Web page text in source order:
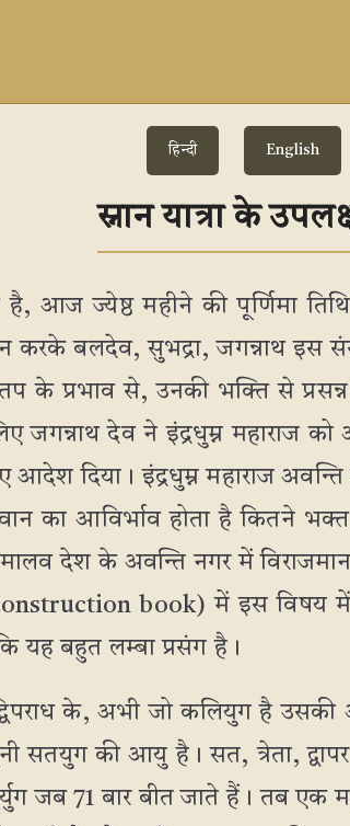
हिन्दी English
स्नान यात्रा के
आज ज्येष्ठ महीने की पूर्णिमा
करके बलदेव, सुभद्रा, जगन्नाथ इस
के प्रभाव से, उनकी भक्ति से
जगन्नाथ देव ने इंद्रधुम्न महाराज
आदेश दिया। इंद्रधुम्न महाराज
का आविर्भाव होता है कितने भक्त
देश के अवन्ति नगर में
construction book) में इस विषय
यह बहुत लम्बा प्रसंग है।
द्विपराध के, अभी जो कलियुग है
सतयुग की आयु है। सत, त्रेता,
जब 71 बार बीत जाते हैं। तब एक